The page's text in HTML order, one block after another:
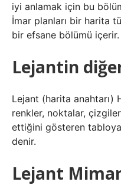
iyi anlamak için bu
İmar planları bir harita
bir efsane bölümü içerir.
Lejantin
Lejant (harita anahtarı)
renkler, noktalar,
ettiğini gösteren
denir.
Lejant